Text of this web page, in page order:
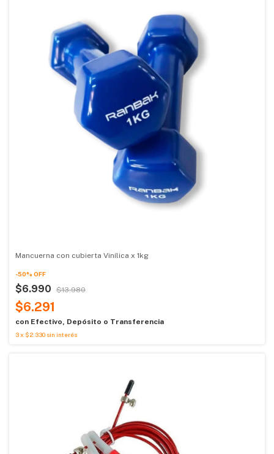
Mancuerna con cubierta Vinílica x 1kg
-50% OFF
$6.990 $13.980
$6.291
con Efectivo, Depósito o Transferencia
3x $2.330 sin interés